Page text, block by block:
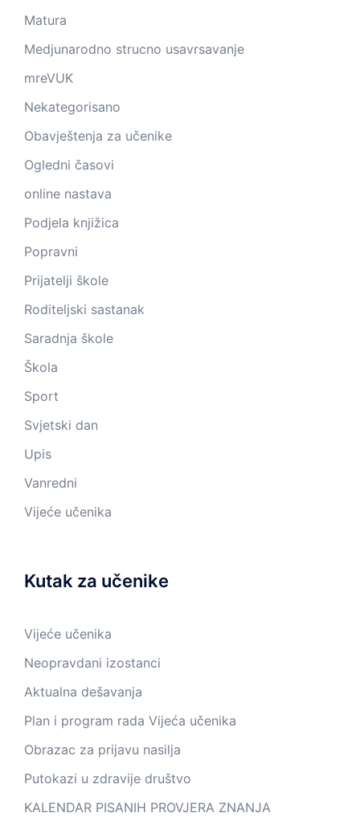
Matura
Medjunarodno strucno usavrsavanje
mreVUK
Nekategorisano
Obavještenja za učenike
Ogledni časovi
online nastava
Podjela knjižica
Popravni
Prijatelji škole
Roditeljski sastanak
Saradnja škole
Škola
Sport
Svjetski dan
Upis
Vanredni
Vijeće učenika
Kutak za učenike
Vijeće učenika
Neopravdani izostanci
Aktualna dešavanja
Plan i program rada Vijeća učenika
Obrazac za prijavu nasilja
Putokazi u zdravije društvo
KALENDAR PISANIH PROVJERA ZNANJA